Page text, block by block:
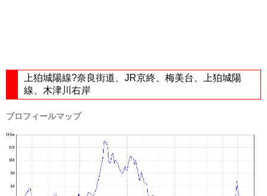
上狛城陽線?奈良街道、JR京終、梅美台、上狛城陽
線、木津川右岸
プロフィールマップ